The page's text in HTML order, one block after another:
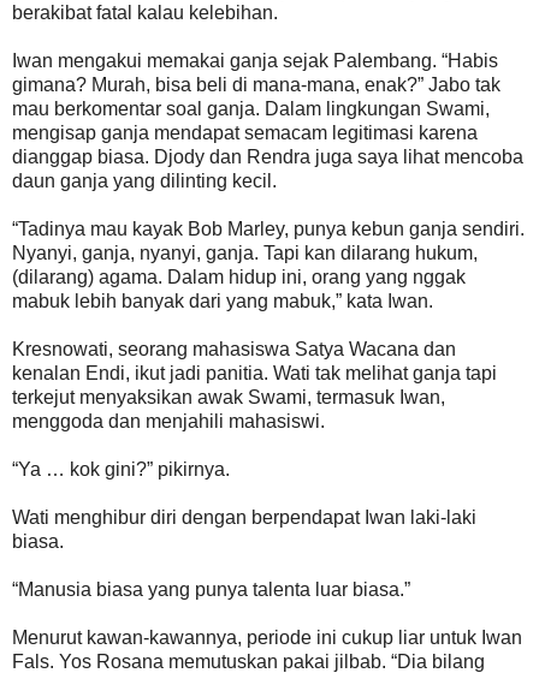
berakibat fatal kalau kelebihan.
Iwan mengakui memakai ganja sejak Palembang. “Habis
gimana? Murah, bisa beli di mana-mana, enak?” Jabo tak
mau berkomentar soal ganja. Dalam lingkungan Swami,
mengisap ganja mendapat semacam legitimasi karena
dianggap biasa. Djody dan Rendra juga saya lihat mencoba
daun ganja yang dilinting kecil.
“Tadinya mau kayak Bob Marley, punya kebun ganja sendiri.
Nyanyi, ganja, nyanyi, ganja. Tapi kan dilarang hukum,
(dilarang) agama. Dalam hidup ini, orang yang nggak
mabuk lebih banyak dari yang mabuk,” kata Iwan.
Kresnowati, seorang mahasiswa Satya Wacana dan
kenalan Endi, ikut jadi panitia. Wati tak melihat ganja tapi
terkejut menyaksikan awak Swami, termasuk Iwan,
menggoda dan menjahili mahasiswi.
“Ya … kok gini?” pikirnya.
Wati menghibur diri dengan berpendapat Iwan laki-laki
biasa.
“Manusia biasa yang punya talenta luar biasa.”
Menurut kawan-kawannya, periode ini cukup liar untuk Iwan
Fals. Yos Rosana memutuskan pakai jilbab. “Dia bilang